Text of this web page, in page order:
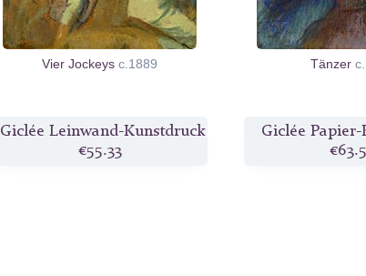
Vier Jockeys c.1889
Giclée Leinwand-Kunstdruck
€55.33
Tänzer
Giclée